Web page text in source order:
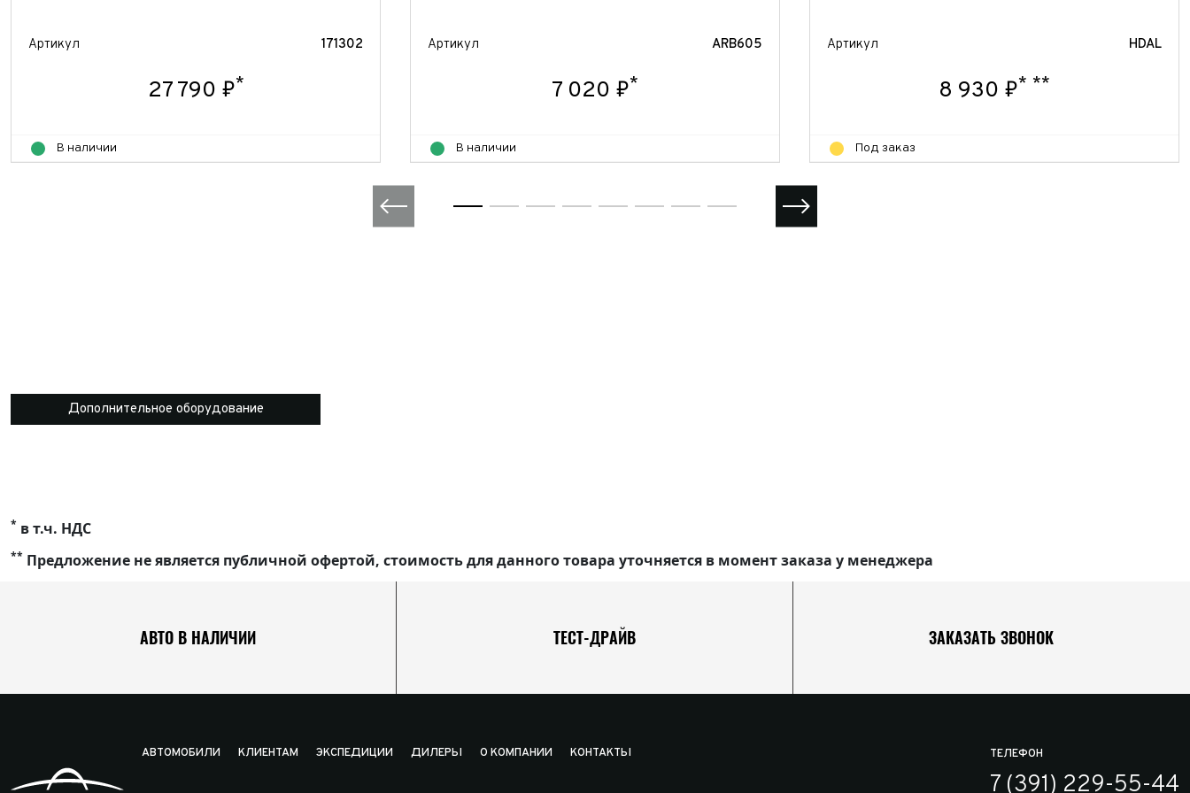
Артикул 171302
27 790 ₽*
В наличии
Артикул ARB605
7 020 ₽*
В наличии
Артикул HDAL
8 930 ₽* **
Под заказ
Дополнительное оборудование
* в т.ч. НДС
** Предложение не является публичной офертой, стоимость для данного товара уточняется в момент заказа у менеджера
АВТО В НАЛИЧИИ ТЕСТ-ДРАЙВ ЗАКАЗАТЬ ЗВОНОК
АВТОМОБИЛИ КЛИЕНТАМ ЭКСПЕДИЦИИ ДИЛЕРЫ О КОМПАНИИ КОНТАКТЫ ТЕЛЕФОН
7 (391) 229-55-44